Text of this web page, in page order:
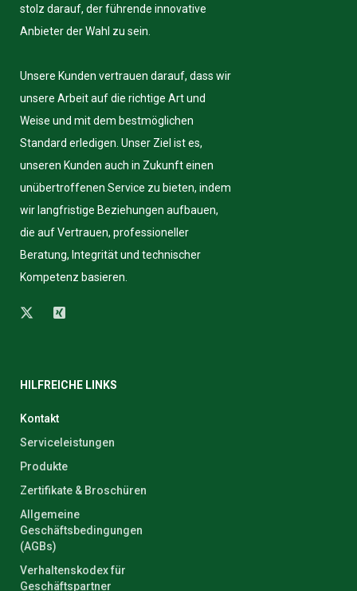
stolz darauf, der führende innovative
Anbieter der Wahl zu sein.
Unsere Kunden vertrauen darauf, dass wir
unsere Arbeit auf die richtige Art und
Weise und mit dem bestmöglichen
Standard erledigen. Unser Ziel ist es,
unseren Kunden auch in Zukunft einen
unübertroffenen Service zu bieten, indem
wir langfristige Beziehungen aufbauen,
die auf Vertrauen, professioneller
Beratung, Integrität und technischer
Kompetenz basieren.
HILFREICHE LINKS
Kontakt
Serviceleistungen
Produkte
Zertifikate & Broschüren
Allgemeine
Geschäftsbedingungen
(AGBs)
Verhaltenskodex für
Geschäftspartner